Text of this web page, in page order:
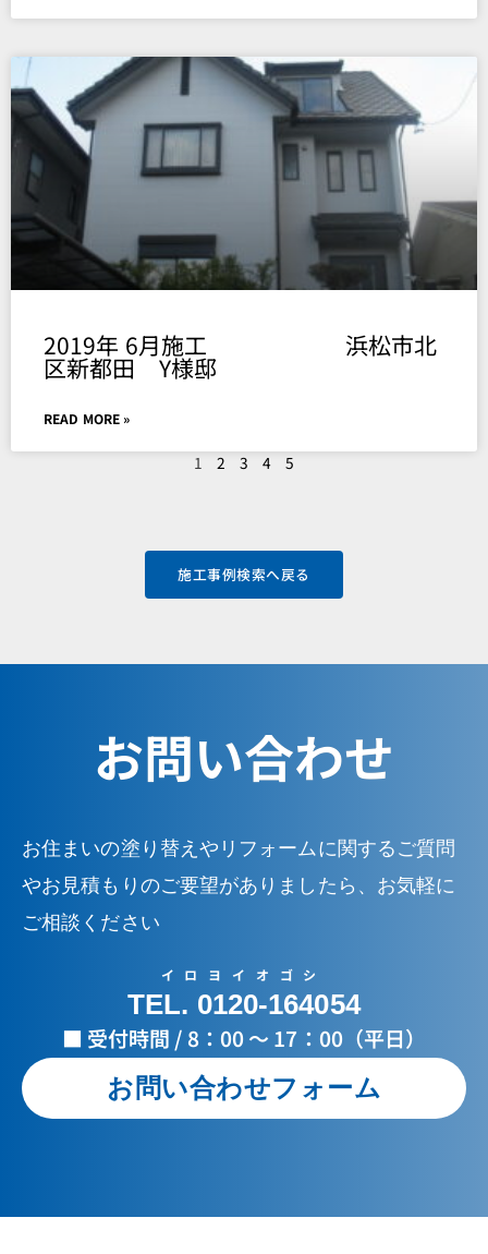
2019年 6月施工 浜松市北
区新都田 Y様邸
READ MORE »
1 2 3 4 5
施工事例検索へ戻る
お問い合わせ
お住まいの塗り替えやリフォームに関するご質問
やお見積もりのご要望がありましたら、お気軽に
ご相談ください
イロヨイオゴシ
TEL. 0120-164054
■ 受付時間 / 8：00 ～ 17：00（平日）
お問い合わせフォーム